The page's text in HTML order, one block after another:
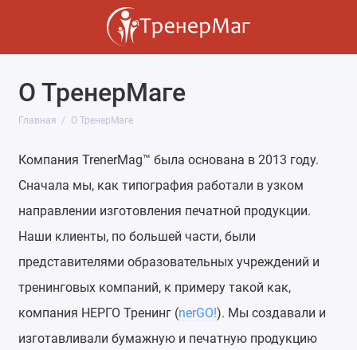
О ТренерМаге
Главная О ТренерМаге
Компания TrenerMag™ была основана в 2013 году.
Сначала мы, как типография работали в узком
направлении изготовления печатной продукции.
Наши клиенты, по большей части, были
представителями образовательных учреждений и
тренинговых компаний, к примеру такой как,
компания НЕРГО Тренинг (nerGO!). Мы создавали и
изготавливали бумажную и печатную продукцию